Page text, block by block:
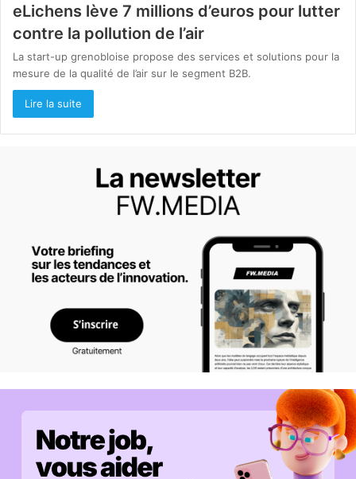
eLichens lève 7 millions d’euros pour lutter
contre la pollution de l’air
La start-up grenobloise propose des services et solutions pour la
mesure de la qualité de l’air sur le segment B2B.
Lire la suite